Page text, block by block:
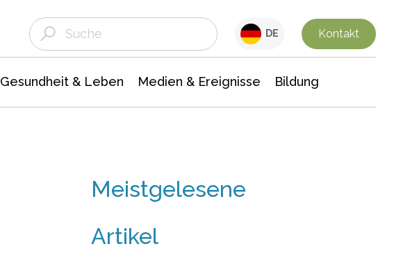
DE Kontakt
Gesundheit & Leben Medien & Ereignisse Bildung
Meistgelesene
Artikel